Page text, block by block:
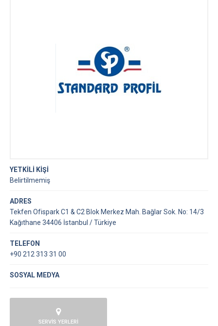
YETKİLİ KİŞİ
Belirtilmemiş
ADRES
Tekfen Ofispark C1 & C2 Blok Merkez Mah. Bağlar Sok. No: 14/3
Kağıthane 34406 İstanbul / Türkiye
TELEFON
+90 212 313 31 00
SOSYAL MEDYA
SERVİS YERLERİ